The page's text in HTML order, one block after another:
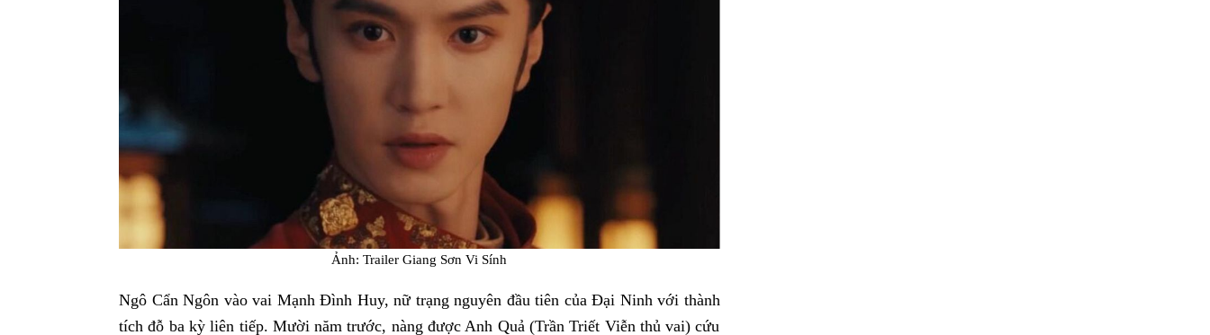
Ảnh: Trailer Giang Sơn Vi Sính
Ngô Cẩn Ngôn vào vai Mạnh Đình Huy, nữ trạng nguyên đầu tiên của Đại Ninh với thành
tích đỗ ba kỳ liên tiếp. Mười năm trước, nàng được Anh Quả (Trần Triết Viễn thủ vai) cứu